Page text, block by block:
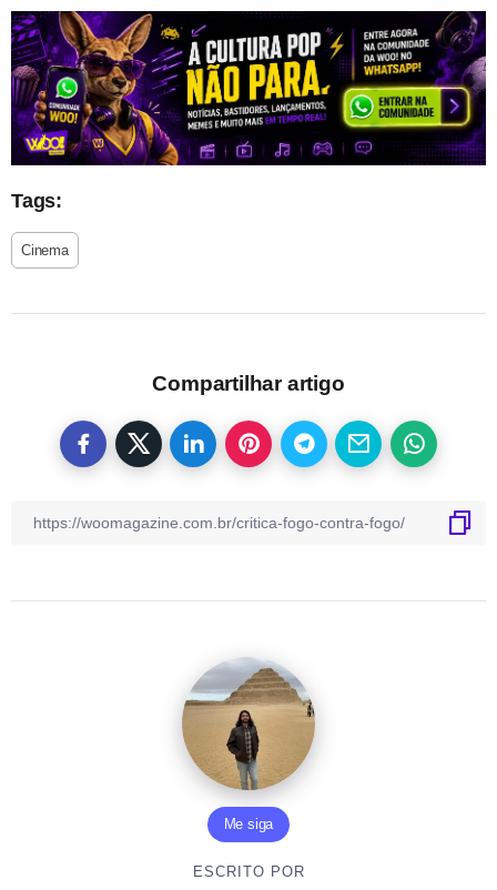
Tags:
Cinema
Compartilhar artigo
Me siga
ESCRITO POR